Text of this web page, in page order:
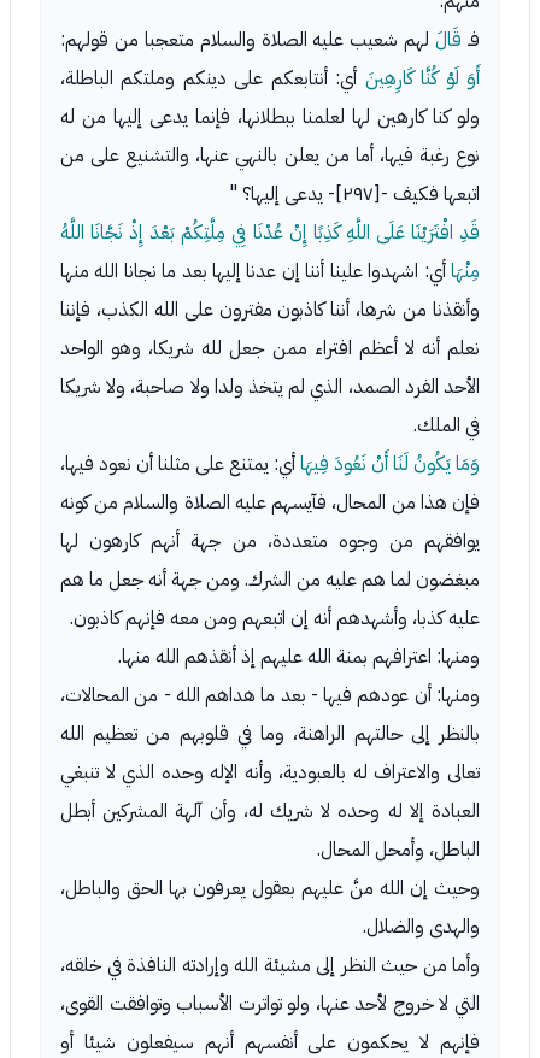
فـ قَالَلهم شعيب عليه الصلاة والسلام متعجبا من قولهم:
أَوَ لَوْ كُنَّا كَارِهِينَ أي: أنتابعكم على دينكم وملتكم الباطلة،
ولو كنا كارهين لها لعلمنا ببطلانها، فإنما يدعى إليها من له
نوع رغبة فيها، أما من يعلن بالنهي عنها، والتشنيع على من
اتبعها فكيف -[٢٩٧]- يدعى إليها؟ "
قَدِ افْتَرَيْنَا عَلَى اللَّهِ كَذِبًا إِنْ عُدْنَا فِي مِلَّتِكُمْ بَعْدَ إِذْ نَجَّانَا اللَّهُ
مِنْهَاأي: اشهدوا علينا أننا إن عدنا إليها بعد ما نجانا الله منها
وأنقذنا من شرها، أننا كاذبون مفترون على الله الكذب، فإننا
نعلم أنه لا أعظم افتراء ممن جعل لله شريكا، وهو الواحد
الأحد الفرد الصمد، الذي لم يتخذ ولدا ولا صاحبة، ولا شريكا
في الملك.
وَمَا يَكُونُ لَنَا أَنْ نَعُودَ فِيهَاأي: يمتنع على مثلنا أن نعود فيها،
فإن هذا من المحال، فآيسهم عليه الصلاة والسلام من كونه
يوافقهم من وجوه متعددة، من جهة أنهم كارهون لها
مبغضون لما هم عليه من الشرك. ومن جهة أنه جعل ما هم
عليه كذبا، وأشهدهم أنه إن اتبعهم ومن معه فإنهم كاذبون.
ومنها: اعترافهم بمنة الله عليهم إذ أنقذهم الله منها.
ومنها: أن عودهم فيها - بعد ما هداهم الله - من المحالات،
بالنظر إلى حالتهم الراهنة، وما في قلوبهم من تعظيم الله
تعالى والاعتراف له بالعبودية، وأنه الإله وحده الذي لا تنبغي
العبادة إلا له وحده لا شريك له، وأن آلهة المشركين أبطل
الباطل، وأمحل المحال.
وحيث إن الله منَّ عليهم بعقول يعرفون بها الحق والباطل،
والهدى والضلال.
وأما من حيث النظر إلى مشيئة الله وإرادته النافذة في خلقه،
التي لا خروج لأحد عنها، ولو تواترت الأسباب وتوافقت القوى،
فإنهم لا يحكمون على أنفسهم أنهم سيفعلون شيئا أو